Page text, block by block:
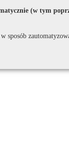
(w tym
w sposób